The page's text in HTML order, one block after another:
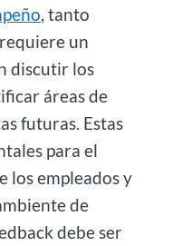
, tanto
un
discutir los
áreas de
futuras. Estas
para el
los empleados y
de
debe ser